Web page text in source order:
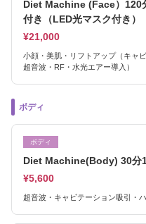
Diet Machine (Face）120
付き（LED光マスク付き）
¥21,000
小顔・美肌・リフトアップ（キャ
超音波・RF・水光エアー導入）
ボディ
ボディ
Diet Machine(Body) 30分
¥5,600
超音波・キャビテーション吸引・